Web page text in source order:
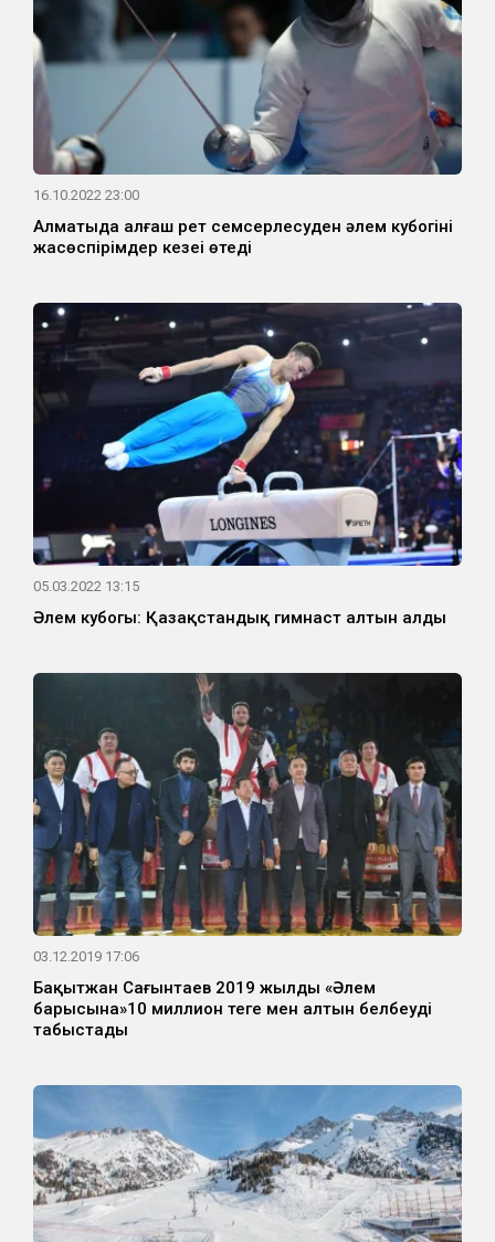
16.10.2022 23:00
Алматыда алғаш рет семсерлесуден әлем кубогінің
жасөспірімдер кезеңі өтеді
05.03.2022 13:15
Әлем кубогы: Қазақстандық гимнаст алтын алды
03.12.2019 17:06
Бақытжан Сағынтаев 2019 жылдың «Әлем
барысына»10 миллион теңге мен алтын белбеуді
табыстады